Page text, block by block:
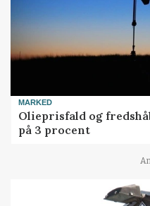
MARKED
Olieprisfald og
på 3 procent